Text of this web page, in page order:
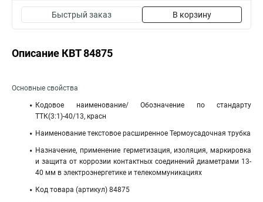
Быстрый заказ В корзину
Описание КВТ 84875
Основные свойства
Кодовое наименование/ Обозначение по стандарту
ТТК(3:1)-40/13, красн
Наименование текстовое расширенное Термоусадочная трубка
Назначение, применение герметизация, изоляция, маркировка
и защита от коррозии контактных соединений диаметрами 13-
40 мм в электроэнергетике и телекоммуникациях
Код товара (артикул) 84875